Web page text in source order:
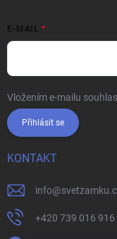
E-MAIL
Vložením e-mailu
Přihlásit se
KONTAKT
info@
+420 739 016 916